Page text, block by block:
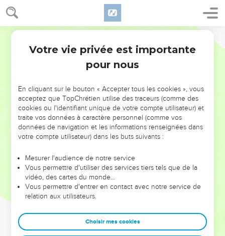
NE MANQUEZ PAS L’ÉVÉNEMENT
DE L’ANNÉE !
ET SI LEURS ERREURS POUVAIENT VOUS ÉVITER LES
VOTRES ?
leur foi ou leur vision. Mais on voit moins les doutes, les erreurs
et les saisons difficiles qu'ils ont traversés, alors même que ce
sont elles qui les ont façonnés.
Dans cette conférence, leaders, entrepreneurs, et responsables
clés pour avancer avec plus de sagesse afin que leurs erreurs
deviennent vos tremplins. Que vous guidiez un ministère, une
Votre vie privée est importante
pour nous
En cliquant sur le bouton « Accepter tous les cookies », vous
acceptez que TopChrétien utilise des traceurs (comme des
cookies ou l'identifiant unique de votre compte utilisateur) et
traite vos données à caractère personnel (comme vos
données de navigation et les informations renseignées dans
votre compte utilisateur) dans les buts suivants :
Mesurer l'audience de notre service
Vous permettre d'utiliser des services tiers tels que de la
vidéo, des cartes du monde…
Vous permettre d'entrer en contact avec notre service de
relation aux utilisateurs.
Choisir mes cookies